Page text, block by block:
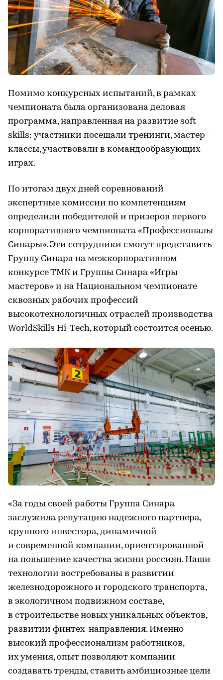
Помимо конкурсных испытаний, в рамках
чемпионата была организована деловая
программа, направленная на развитие soft
skills: участники посещали тренинги, мастер-
классы, участвовали в командообразующих
играх.
По итогам двух дней соревнований
экспертные комиссии по компетенциям
определили победителей и призеров первого
корпоративного чемпионата «Профессионалы
Синары». Эти сотрудники смогут представить
Группу Синара на межкорпоративном
конкурсе ТМК и Группы Синара «Игры
мастеров» и на Национальном чемпионате
сквозных рабочих профессий
высокотехнологичных отраслей производства
WorldSkills Hi-Tech, который состоится осенью.
«За годы своей работы Группа Синара
заслужила репутацию надежного партнера,
крупного инвестора, динамичной
и современной компании, ориентированной
на повышение качества жизни россиян. Наши
технологии востребованы в развитии
железнодорожного и городского транспорта,
в экологичном подвижном составе,
в строительстве новых уникальных объектов,
развитии финтех-направления. Именно
высокий профессионализм работников,
их умения, опыт позволяют компании
создавать тренды, ставить амбициозные цели